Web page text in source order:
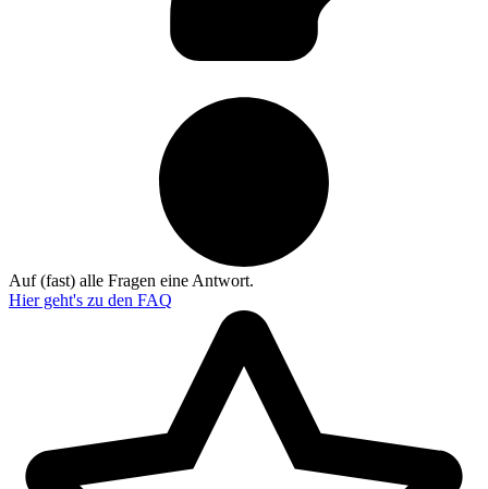
Auf (fast) alle Fragen eine Antwort.
Hier geht's zu den FAQ